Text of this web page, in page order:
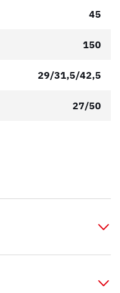
45
150
29/31,5/42,5
27/50